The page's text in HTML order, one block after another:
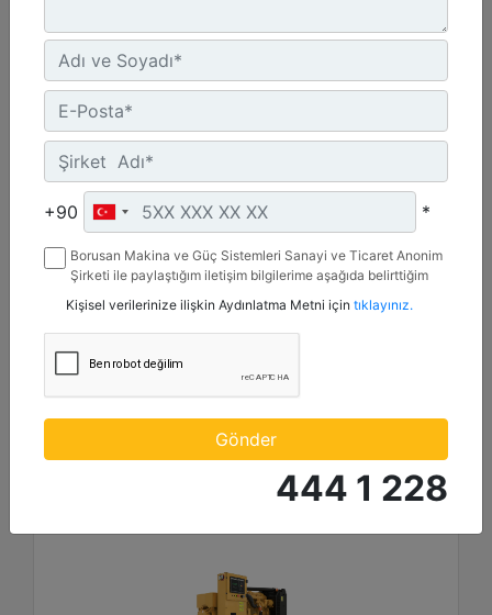
C4.4 | DE88E0
Minimum Değer :
88 kVA
Maksimum Değer :
88 kVA
Emisyonlar/Yakıt Stratejisi :
+90 *
Borusan Makina ve Güç Sistemleri Sanayi ve Ticaret Anonim
Şirketi ile paylaştığım iletişim bilgilerime aşağıda belirttiğim
mesaj gönderilmesine izin veriyorum.
Kişisel verilerinize ilişkin Aydınlatma Metni için tıklayınız.
Gönder
444 1 228